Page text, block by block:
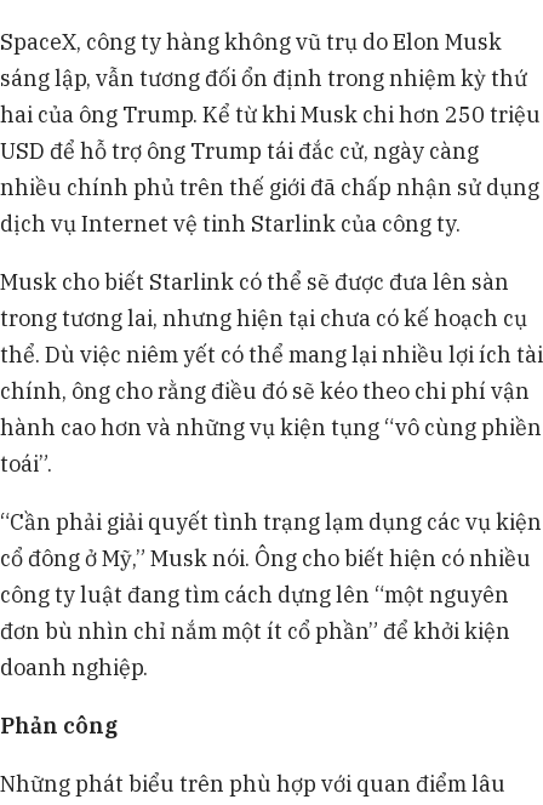
SpaceX, công ty hàng không vũ trụ do Elon Musk
sáng lập, vẫn tương đối ổn định trong nhiệm kỳ thứ
hai của ông Trump. Kể từ khi Musk chi hơn 250 triệu
USD để hỗ trợ ông Trump tái đắc cử, ngày càng
nhiều chính phủ trên thế giới đã chấp nhận sử dụng
dịch vụ Internet vệ tinh Starlink của công ty.
Musk cho biết Starlink có thể sẽ được đưa lên sàn
trong tương lai, nhưng hiện tại chưa có kế hoạch cụ
thể. Dù việc niêm yết có thể mang lại nhiều lợi ích tài
chính, ông cho rằng điều đó sẽ kéo theo chi phí vận
hành cao hơn và những vụ kiện tụng “vô cùng phiền
toái”.
“Cần phải giải quyết tình trạng lạm dụng các vụ kiện
cổ đông ở Mỹ,” Musk nói. Ông cho biết hiện có nhiều
công ty luật đang tìm cách dựng lên “một nguyên
đơn bù nhìn chỉ nắm một ít cổ phần” để khởi kiện
doanh nghiệp.
Phản công
Những phát biểu trên phù hợp với quan điểm lâu